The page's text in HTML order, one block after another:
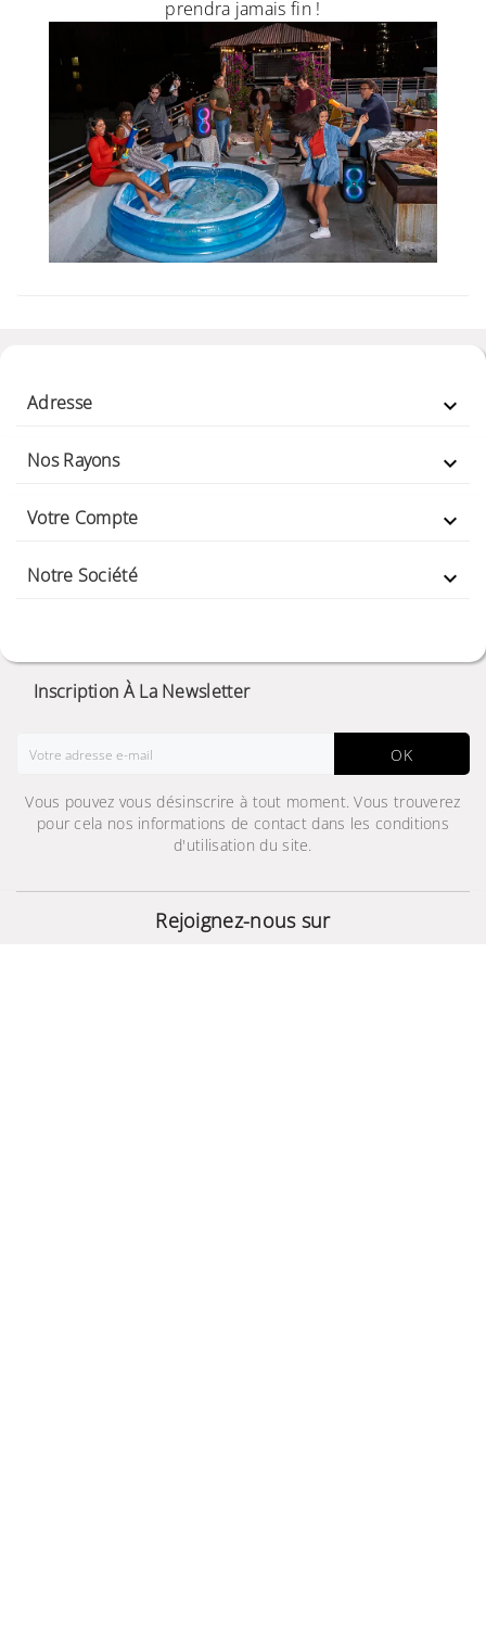
prendra jamais fin !
Bluetooth
Adresse 
Nos Rayons 
Votre Compte 
Notre Société 
Inscription À La Newsletter
OK
Vous pouvez vous désinscrire à tout moment. Vous trouverez
pour cela nos informations de contact dans les conditions
d'utilisation du site.
Rejoignez-nous sur